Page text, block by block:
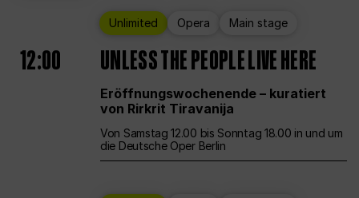
Unlimited Opera Main stage
12:00 UNLESS THE PEOPLE LIVE HERE
Eröffnungswochenende – kuratiert
von Rirkrit Tiravanija
Von Samstag 12.00 bis Sonntag 18.00 in und um
die Deutsche Oper Berlin